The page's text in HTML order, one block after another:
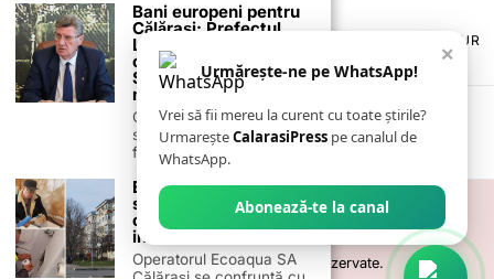
TERMENI ȘI CONDIȚII
POLITICA DE ANULARE & RETUR
PUBLICITATE ONLINE & TIPĂRITĂ
CONTACT
ZIARUL ANUNȚUL CĂLĂRĂȘEAN
© 2026- Toate drepturile sunt rezervate.
×
Urmărește-ne pe WhatsApp!
Vrei să fii mereu la curent cu toate știrile?
UrmareșteCalarasiPress pe canalul de
WhatsApp.
Abonează-te la canal
Bani europeni pentru
Călărași: Prefectul
Laurențiu State anunță
colaborarea cu ADR
Sud-Muntenia pentru
noi finanțări
Călărașul se pregătește
să intre pe harta
finanțărilor europene, cu
Ecoaqua a găsit o
soluție pentru clienții
care nu transmit
indexul
Operatorul Ecoaqua SA